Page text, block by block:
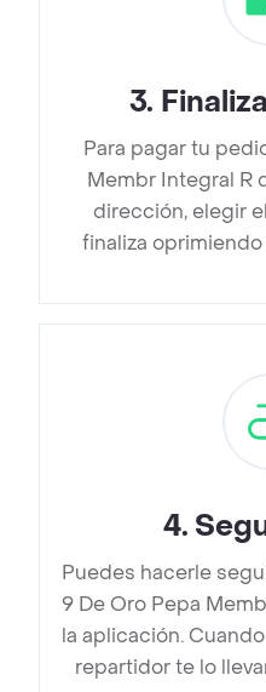
3.
Para pagar tu
Membr Integral R
dirección, elegir
finaliza oprimiendo
4.
Puedes hacerle
9 De Oro Pepa
la aplicación.
repartidor te lo